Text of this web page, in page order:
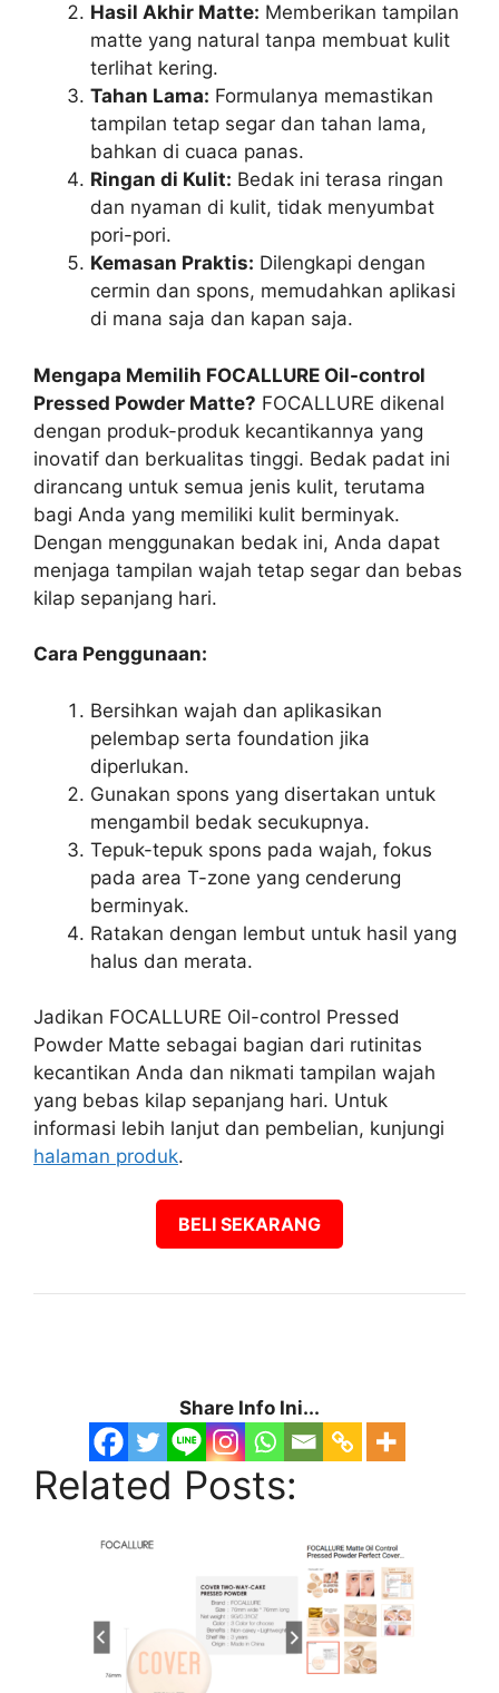
Hasil Akhir Matte: Memberikan tampilan
matte yang natural tanpa membuat kulit
terlihat kering.
Tahan Lama: Formulanya memastikan
tampilan tetap segar dan tahan lama,
bahkan di cuaca panas.
Ringan di Kulit: Bedak ini terasa ringan
dan nyaman di kulit, tidak menyumbat
pori-pori.
Kemasan Praktis: Dilengkapi dengan
cermin dan spons, memudahkan aplikasi
di mana saja dan kapan saja.
Mengapa Memilih FOCALLURE Oil-control
Pressed Powder Matte? FOCALLURE dikenal
dengan produk-produk kecantikannya yang
inovatif dan berkualitas tinggi. Bedak padat ini
dirancang untuk semua jenis kulit, terutama
bagi Anda yang memiliki kulit berminyak.
Dengan menggunakan bedak ini, Anda dapat
menjaga tampilan wajah tetap segar dan bebas
kilap sepanjang hari.
Cara Penggunaan:
Bersihkan wajah dan aplikasikan
pelembap serta foundation jika
diperlukan.
Gunakan spons yang disertakan untuk
mengambil bedak secukupnya.
Tepuk-tepuk spons pada wajah, fokus
pada area T-zone yang cenderung
berminyak.
Ratakan dengan lembut untuk hasil yang
halus dan merata.
Jadikan FOCALLURE Oil-control Pressed
Powder Matte sebagai bagian dari rutinitas
kecantikan Anda dan nikmati tampilan wajah
yang bebas kilap sepanjang hari. Untuk
informasi lebih lanjut dan pembelian, kunjungi
halaman produk.
BELI SEKARANG
Share Info Ini...
Related Posts: